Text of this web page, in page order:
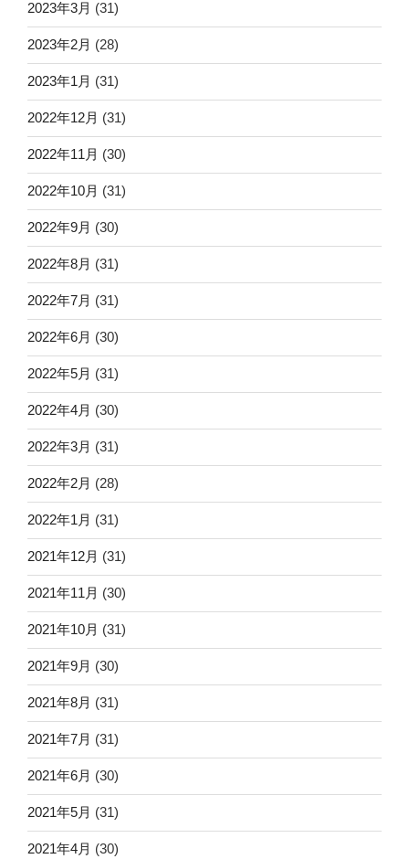
2023年3月 (31)
2023年2月 (28)
2023年1月 (31)
2022年12月 (31)
2022年11月 (30)
2022年10月 (31)
2022年9月 (30)
2022年8月 (31)
2022年7月 (31)
2022年6月 (30)
2022年5月 (31)
2022年4月 (30)
2022年3月 (31)
2022年2月 (28)
2022年1月 (31)
2021年12月 (31)
2021年11月 (30)
2021年10月 (31)
2021年9月 (30)
2021年8月 (31)
2021年7月 (31)
2021年6月 (30)
2021年5月 (31)
2021年4月 (30)